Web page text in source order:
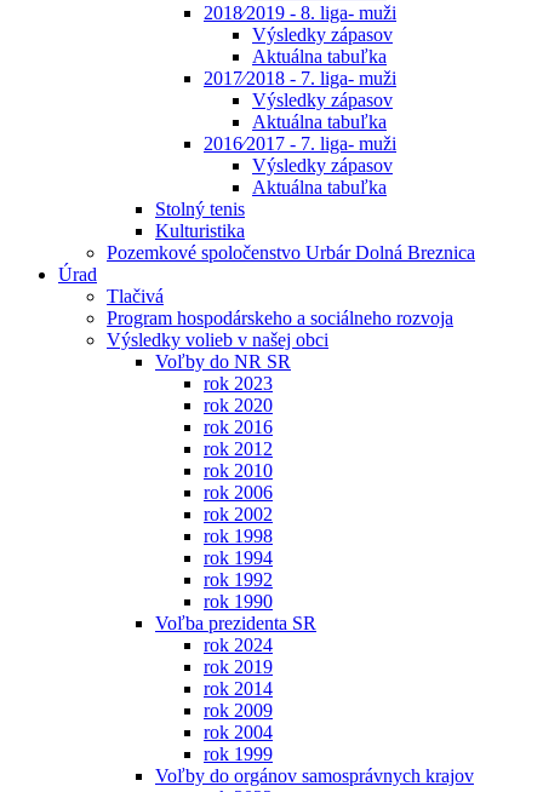
2018⁄2019 - 8. liga- muži
Výsledky zápasov
Aktuálna tabuľka
2017⁄2018 - 7. liga- muži
Výsledky zápasov
Aktuálna tabuľka
2016⁄2017 - 7. liga- muži
Výsledky zápasov
Aktuálna tabuľka
Stolný tenis
Kulturistika
Pozemkové spoločenstvo Urbár Dolná Breznica
Úrad
Tlačivá
Program hospodárskeho a sociálneho rozvoja
Výsledky volieb v našej obci
Voľby do NR SR
rok 2023
rok 2020
rok 2016
rok 2012
rok 2010
rok 2006
rok 2002
rok 1998
rok 1994
rok 1992
rok 1990
Voľba prezidenta SR
rok 2024
rok 2019
rok 2014
rok 2009
rok 2004
rok 1999
Voľby do orgánov samosprávnych krajov